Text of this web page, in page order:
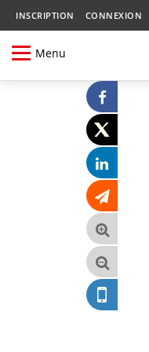
INSCRIPTION CONNEXION
Menu